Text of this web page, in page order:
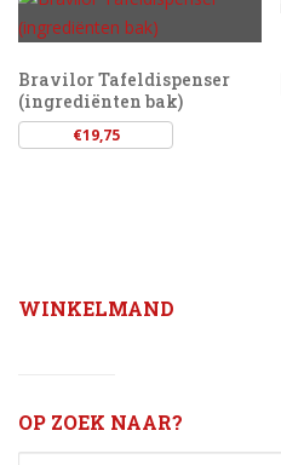
Bravilor Tafeldispenser
(ingrediënten bak)
€19,75
WINKELMAND
OP ZOEK NAAR?